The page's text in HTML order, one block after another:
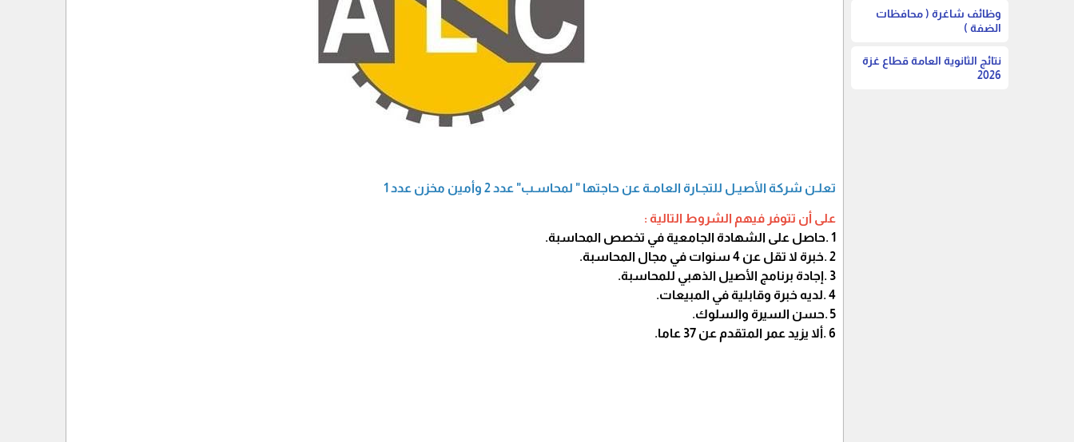
وظائف شاغرة ( محافظات
الضفة )
نتائج الثانوية العامة قطاع غزة
2026
تعلـن شركة الأصيـل للتجـارة العامـة عن حاجتها " لمحاسـب" عدد 2 وأمين مخزن عدد 1
على أن تتوفر فيهم الشروط التالية :
1 .حاصل على الشهادة الجامعية في تخصص المحاسبة.
2 .خبرة لا تقل عن 4 سنوات في مجال المحاسبة.
3 .إجادة برنامج الأصيل الذهبي للمحاسبة.
4 .لديه خبرة وقابلية في المبيعات.
5 .حسن السيرة والسلوك.
6 .ألا يزيد عمر المتقدم عن 37 عاما.